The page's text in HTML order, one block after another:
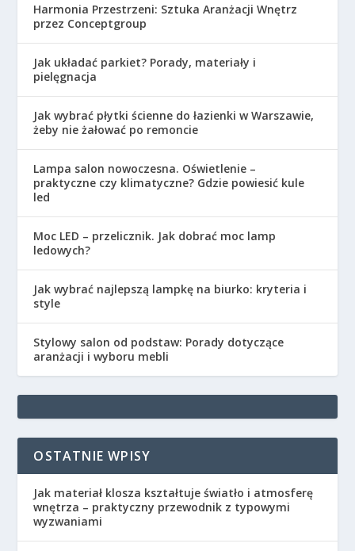
Harmonia Przestrzeni: Sztuka Aranżacji Wnętrz
przez Conceptgroup
Jak układać parkiet? Porady, materiały i
pielęgnacja
Jak wybrać płytki ścienne do łazienki w Warszawie,
żeby nie żałować po remoncie
Lampa salon nowoczesna. Oświetlenie –
praktyczne czy klimatyczne? Gdzie powiesić kule
led
Moc LED – przelicznik. Jak dobrać moc lamp
ledowych?
Jak wybrać najlepszą lampkę na biurko: kryteria i
style
Stylowy salon od podstaw: Porady dotyczące
aranżacji i wyboru mebli
OSTATNIE WPISY
Jak materiał klosza kształtuje światło i atmosferę
wnętrza – praktyczny przewodnik z typowymi
wyzwaniami